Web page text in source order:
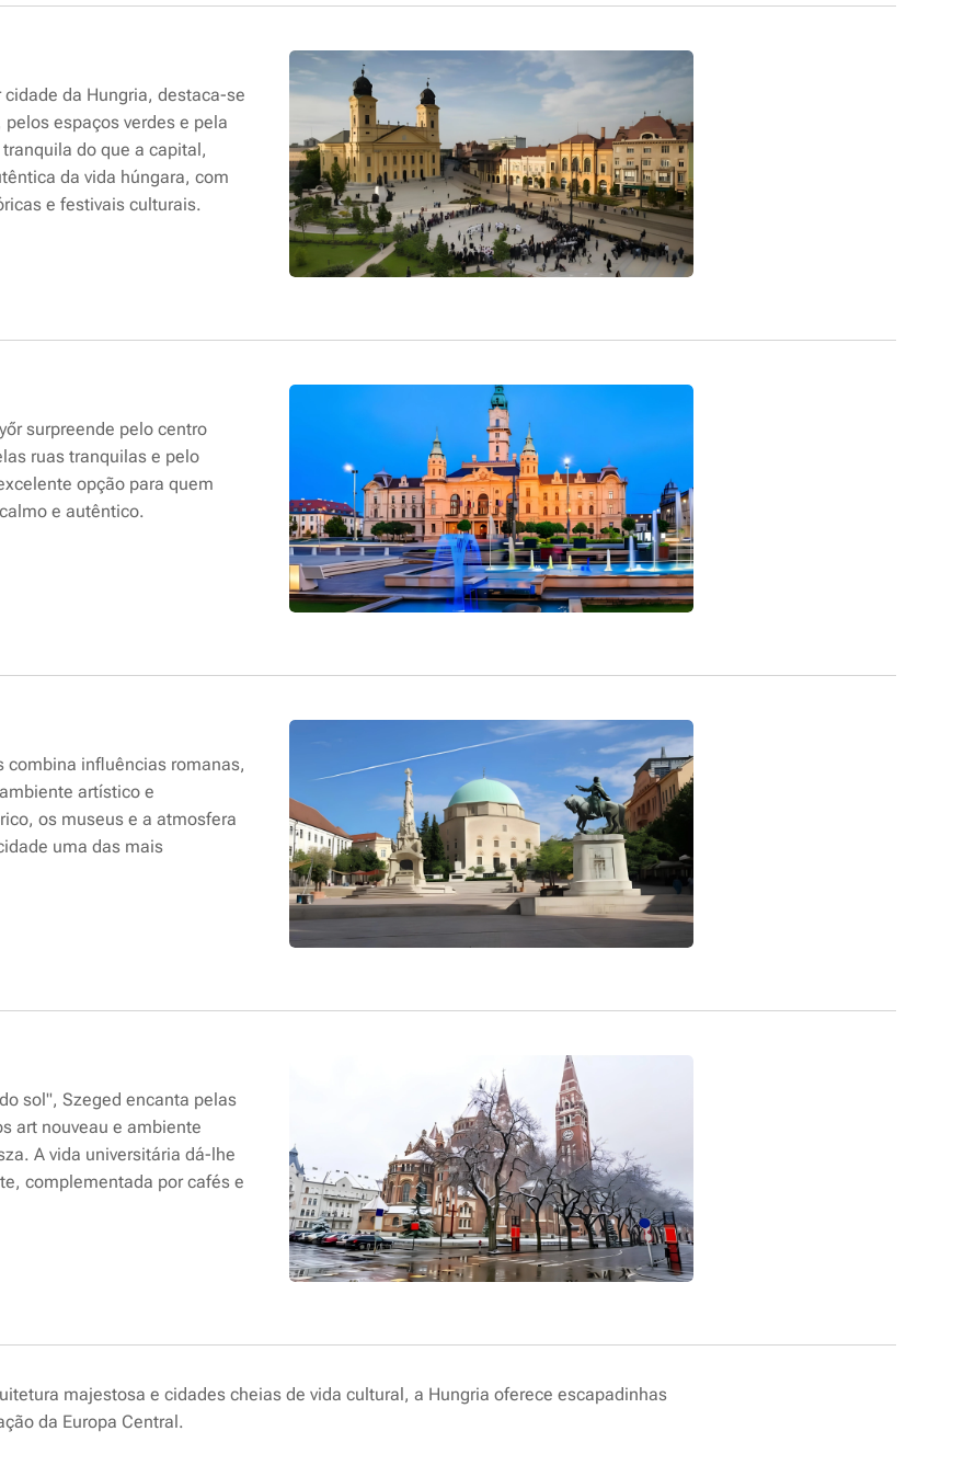
da Hungria, destaca-se
espaços verdes e pela
do que a capital,
da vida húngara, com
e festivais culturais.
surpreende pelo centro
ruas tranquilas e pelo
opção para quem
e autêntico.
combina influências romanas,
artístico e
os museus e a atmosfera
uma das mais
sol", Szeged encanta pelas
art nouveau e ambiente
A vida universitária dá-lhe
complementada por cafés e
majestosa e cidades cheias de vida cultural, a Hungria oferece escapadinhas
da Europa Central.